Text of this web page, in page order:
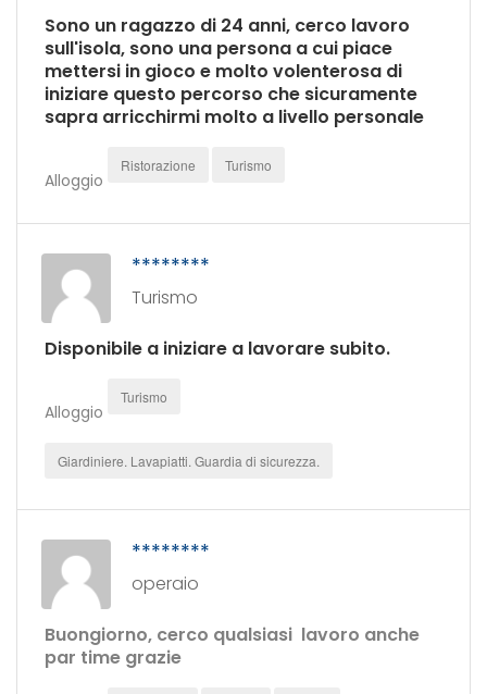
Sono un ragazzo di 24 anni, cerco lavoro
sull'isola, sono una persona a cui piace
mettersi in gioco e molto volenterosa di
iniziare questo percorso che sicuramente
sapra arricchirmi molto a livello personale
Alloggio
Ristorazione Turismo
********
Turismo
Disponibile a iniziare a lavorare subito.
Alloggio
Turismo
Giardiniere. Lavapiatti. Guardia di sicurezza.
********
operaio
Buongiorno, cerco qualsiasi lavoro anche
par time grazie